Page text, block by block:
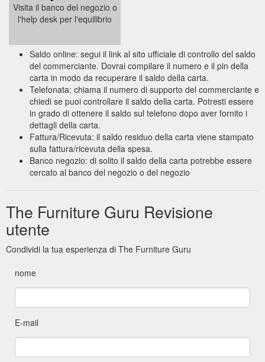
Visita il banco del negozio o
l'help desk per l'equilibrio
Saldo online: segui il link al sito ufficiale di controllo del saldo
del commerciante. Dovrai compilare il numero e il pin della
carta in modo da recuperare il saldo della carta.
Telefonata: chiama il numero di supporto del commerciante e
chiedi se puoi controllare il saldo della carta. Potresti essere
in grado di ottenere il saldo sul telefono dopo aver fornito i
dettagli della carta.
Fattura/Ricevuta: il saldo residuo della carta viene stampato
sulla fattura/ricevuta della spesa.
Banco negozio: di solito il saldo della carta potrebbe essere
cercato al banco del negozio o del negozio
The Furniture Guru Revisione
utente
Condividi la tua esperienza di The Furniture Guru
nome
E-mail